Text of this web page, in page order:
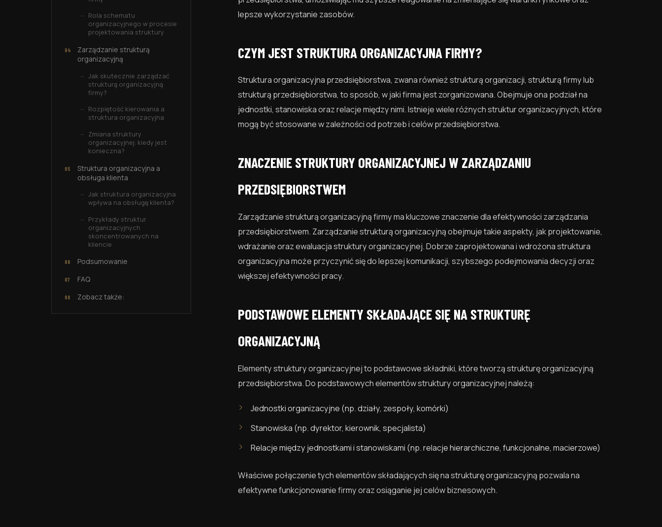
Rola schematu
organizacyjnego w procesie
projektowania struktury
Zarządzanie strukturą
organizacyjną
Jak skutecznie zarządzać
strukturą organizacyjną
firmy?
Rozpiętość kierowania a
struktura organizacyjna
Zmiana struktury
organizacyjnej: kiedy jest
konieczna?
Struktura organizacyjna a
obsługa klienta
Jak struktura organizacyjna
wpływa na obsługę klienta?
Przykłady struktur
organizacyjnych
skoncentrowanych na
kliencie
Podsumowanie
FAQ
Zobacz także:
lepsze wykorzystanie zasobów.
CZYM JEST STRUKTURA ORGANIZACYJNA FIRMY?
Struktura organizacyjna przedsiębiorstwa, zwana również strukturą organizacji, strukturą firmy lub
strukturą przedsiębiorstwa, to sposób, w jaki firma jest zorganizowana. Obejmuje ona podział na
jednostki, stanowiska oraz relacje między nimi. Istnieje wiele różnych struktur organizacyjnych, które
mogą być stosowane w zależności od potrzeb i celów przedsiębiorstwa.
ZNACZENIE STRUKTURY ORGANIZACYJNEJ W ZARZĄDZANIU
PRZEDSIĘBIORSTWEM
Zarządzanie strukturą organizacyjną firmy ma kluczowe znaczenie dla efektywności zarządzania
przedsiębiorstwem. Zarządzanie strukturą organizacyjną obejmuje takie aspekty, jak projektowanie,
wdrażanie oraz ewaluacja struktury organizacyjnej. Dobrze zaprojektowana i wdrożona struktura
organizacyjna może przyczynić się do lepszej komunikacji, szybszego podejmowania decyzji oraz
większej efektywności pracy.
PODSTAWOWE ELEMENTY SKŁADAJĄCE SIĘ NA STRUKTURĘ
ORGANIZACYJNĄ
Elementy struktury organizacyjnej to podstawowe składniki, które tworzą strukturę organizacyjną
przedsiębiorstwa. Do podstawowych elementów struktury organizacyjnej należą:
Jednostki organizacyjne (np. działy, zespoły, komórki)
Stanowiska (np. dyrektor, kierownik, specjalista)
Relacje między jednostkami i stanowiskami (np. relacje hierarchiczne, funkcjonalne, macierzowe)
Właściwe połączenie tych elementów składających się na strukturę organizacyjną pozwala na
efektywne funkcjonowanie firmy oraz osiąganie jej celów biznesowych.